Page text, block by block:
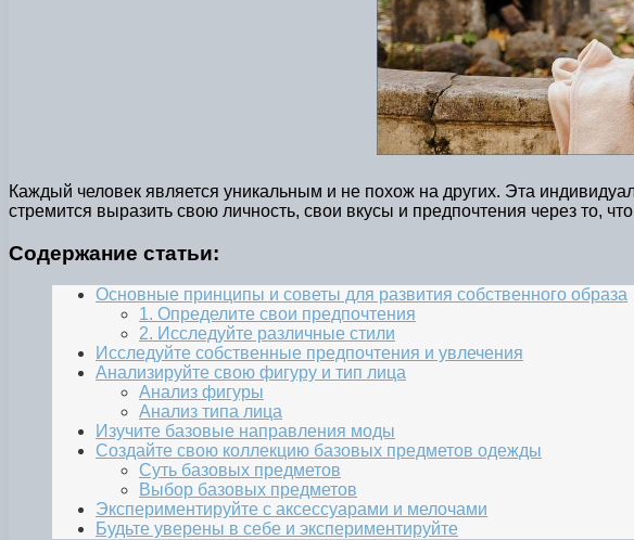
Каждый человек является уникальным и не похож на других. Эта
стремится выразить свою личность, свои вкусы и предпочтения через то,
Содержание статьи:
Основные принципы и советы для развития собственного образа
1. Определите свои предпочтения
2. Исследуйте различные стили
Исследуйте собственные предпочтения и увлечения
Анализируйте свою фигуру и тип лица
Анализ фигуры
Анализ типа лица
Изучите базовые направления моды
Создайте свою коллекцию базовых предметов одежды
Суть базовых предметов
Выбор базовых предметов
Экспериментируйте с аксессуарами и мелочами
Будьте уверены в себе и экспериментируйте